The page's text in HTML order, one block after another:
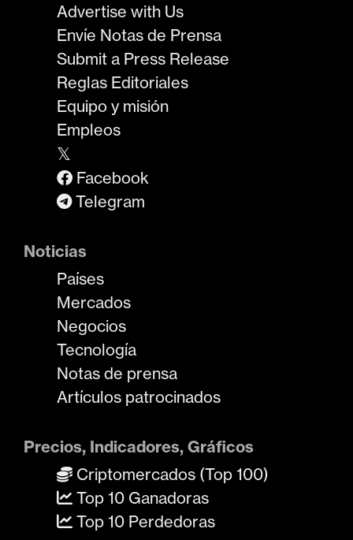
Advertise with Us
Envíe Notas de Prensa
Submit a Press Release
Reglas Editoriales
Equipo y misión
Empleos
𝕏
Facebook
Telegram
Noticias
Países
Mercados
Negocios
Tecnología
Notas de prensa
Artículos patrocinados
Precios, Indicadores, Gráficos
Criptomercados (Top 100)
Top 10 Ganadoras
Top 10 Perdedoras